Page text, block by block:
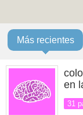
Más recientes
en
31